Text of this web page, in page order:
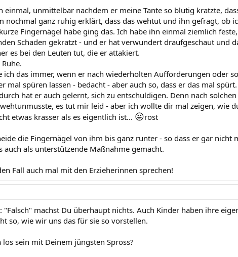
einmal, unmittelbar nachdem er meine Tante so blutig kratzte,
nochmal ganz ruhig erklärt, dass das wehtut und ihn gefragt, ob
Fingernägel habe ging das. Ich habe ihn einmal ziemlich
Schaden gekratzt - und er hat verwundert draufgeschaut und
es bei den Leuten tut, die er attakiert.
ich das immer, wenn er nach wiederholten Aufforderungen oder
mal spüren lassen - bedacht - aber auch so, dass er das mal spürt.
hat er auch gelernt, sich zu entschuldigen. Denn nach
es tut mir leid - aber ich wollte dir mal zeigen, wie
etwas krasser als es eigentlich ist... 😛rost
die Fingernägel von ihm bis ganz runter - so dass er gar nicht
auch als unterstützende Maßnahme gemacht.
Fall auch mal mit den Erzieherinnen sprechen!
"Falsch" machst Du überhaupt nichts. Auch Kinder haben ihre
so, wie wir uns das für sie so vorstellen.
los sein mit Deinem jüngsten Spross?